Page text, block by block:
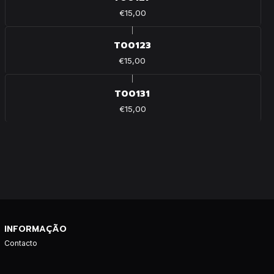
€15,00
T00123
€15,00
T00131
€15,00
INFORMAÇÃO
Contacto